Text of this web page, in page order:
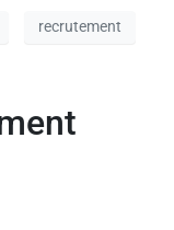
recrutement